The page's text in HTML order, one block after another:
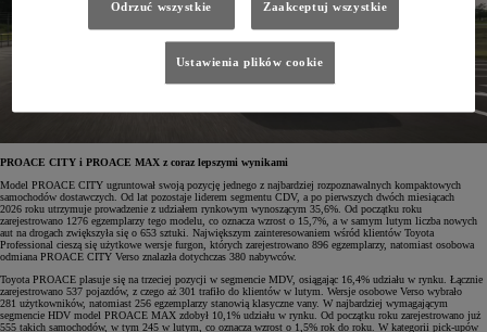
PROACE CITY i PROACE MAX z coraz lepszymi wynikami
Model PROACE CITY ugruntował swoją pozycję jednego z najbardziej rozpoznawalnych kompaktowych
samochodów dostawczych. Od lat pozostaje liderem segmentu CDV, a po pierwszych dwóch miesiącach
2026 roku utrzymuje prowadzenie z udziałem rynkowym wynoszącym 35,6%. Od początku roku
zarejestrowano 1276 egzemplarzy tego modelu, co oznacza wzrost o 15,7%, a w samym lutym liczba nowych
aut na drogach zwiększyła się o 653 sztuki. Największym zainteresowaniem wśród klientów Toyota
Professional cieszą się użytkowe wersje furgon, których zarejestrowano 896 egzemplarzy, natomiast osobowa
odmiana PROACE CITY Verso znalazła dotychczas 380 nabywców.
Toyota PROACE plasuje się na trzeciej pozycji w segmencie MDV, osiągając 16,4% udziału w rynku. Łącznie
zarejestrowano 537 pojazdów, z czego aż 301 trafiło do klientów w lutym. Wersje osobowe Verso wybrało
281 użytkowników, natomiast 256 egzemplarzy stanowią klasyczne vany. W najbardziej wymagającym
segmencie HDV model PROACE MAX zdobył 10,1% udziału w rynku. Od początku roku zarejestrowano już
555 takich samochodów, w tym 245 w lutym, co oznacza wzrost o 1,5% rok do roku. W kategorii pick-upów
Odrzuć wszystkie Zaakceptuj wszystkie
Ustawienia plików cookie